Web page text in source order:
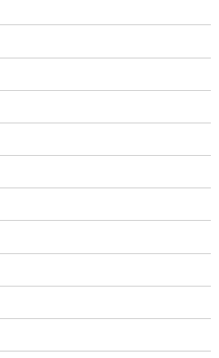
クスプレス、ダンサー、ウルルン、
った無課金編成で挑んでいます。ア
が終わったら大型キャラを一気に同
し上げていって敵本丸と正面勝負。
てピンチの様相となりますが、ミー
目のウルルン投入にて戦局が安定し、
す。